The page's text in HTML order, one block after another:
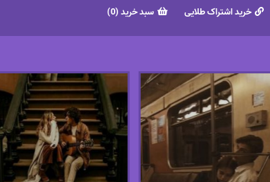
خرید اشتراک طلایی سبد خرید (0)